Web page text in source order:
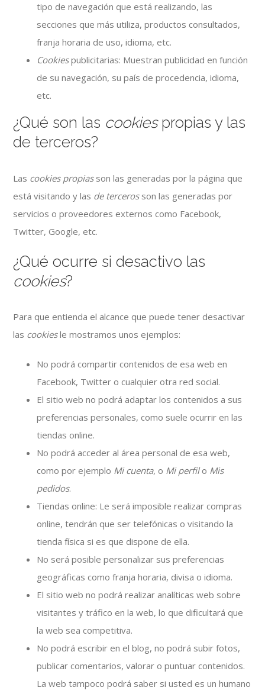
tipo de navegación que está realizando, las
secciones que más utiliza, productos consultados,
franja horaria de uso, idioma, etc.
Cookiespublicitarias: Muestran publicidad en función
de su navegación, su país de procedencia, idioma,
etc.
¿Qué son las cookiespropias y las
de terceros?
Las cookies propiasson las generadas por la página que
está visitando y las de tercerosson las generadas por
servicios o proveedores externos como Facebook,
Twitter, Google, etc.
¿Qué ocurre si desactivo las
cookies?
Para que entienda el alcance que puede tener desactivar
las cookiesle mostramos unos ejemplos:
No podrá compartir contenidos de esa web en
Facebook, Twitter o cualquier otra red social.
El sitio web no podrá adaptar los contenidos a sus
preferencias personales, como suele ocurrir en las
tiendas online.
No podrá acceder al área personal de esa web,
como por ejemplo Mi cuenta, o Mi perfilo Mis
pedidos.
Tiendas online: Le será imposible realizar compras
online, tendrán que ser telefónicas o visitando la
tienda física si es que dispone de ella.
No será posible personalizar sus preferencias
geográficas como franja horaria, divisa o idioma.
El sitio web no podrá realizar analíticas web sobre
visitantes y tráfico en la web, lo que dificultará que
la web sea competitiva.
No podrá escribir en el blog, no podrá subir fotos,
publicar comentarios, valorar o puntuar contenidos.
La web tampoco podrá saber si usted es un humano